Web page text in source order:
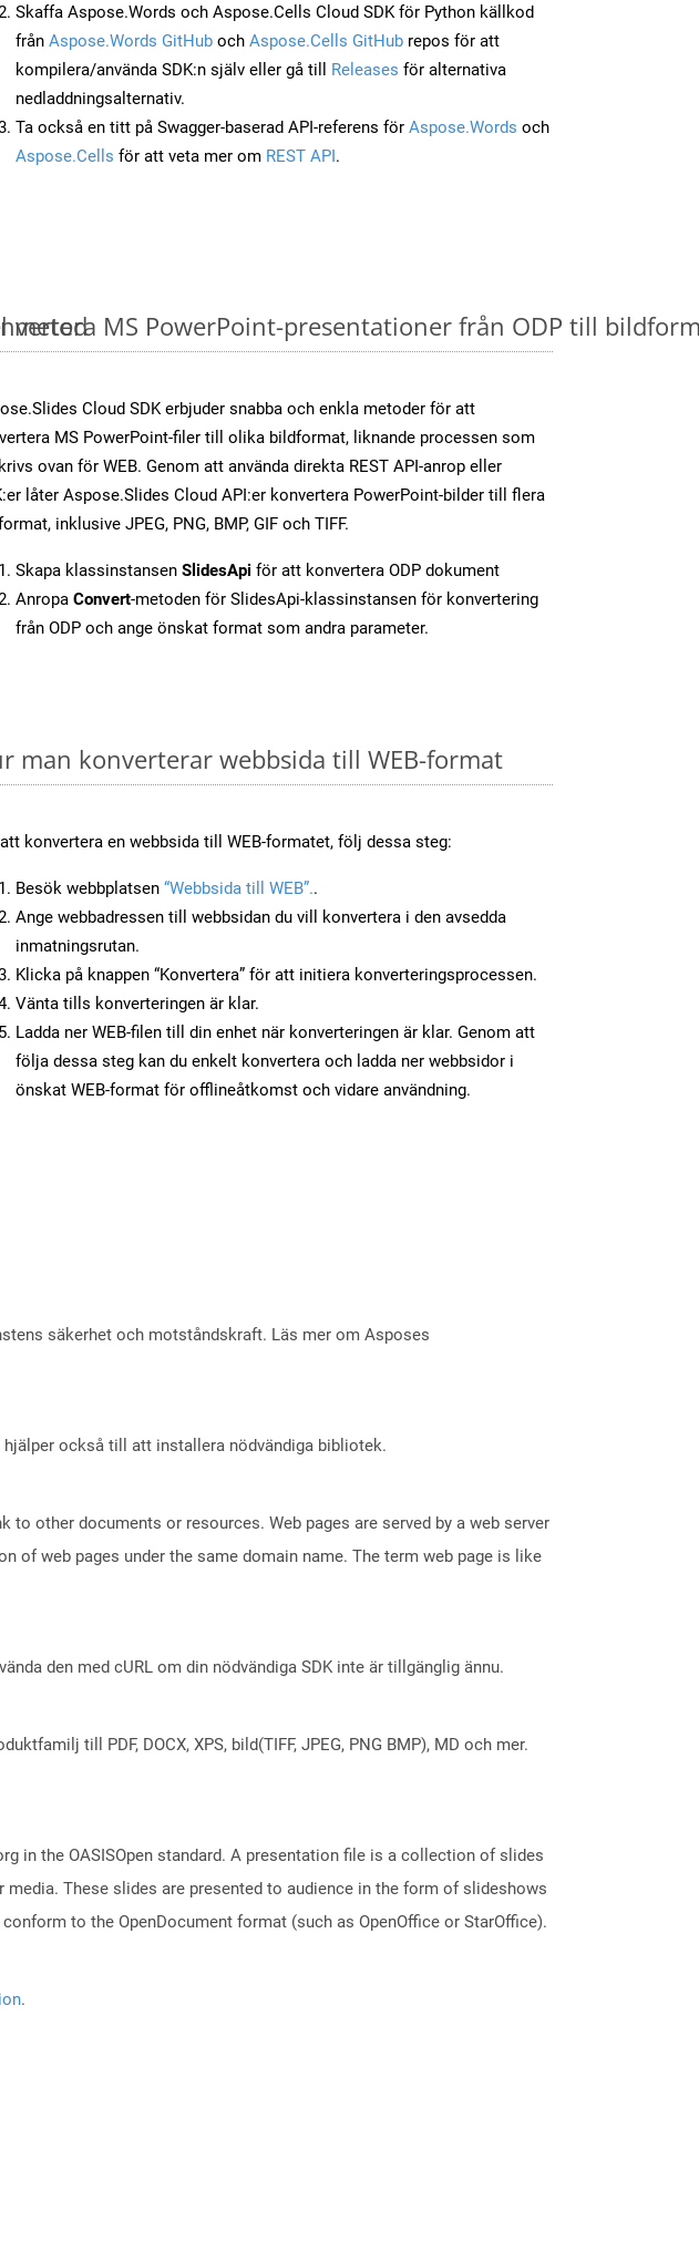
Skaffa Aspose.Words och Aspose.Cells Cloud SDK för Python källkod
från Aspose.Words GitHub och Aspose.Cells GitHub repos för att
kompilera/använda SDK:n själv eller gå till Releases för alternativa
nedladdningsalternativ.
Ta också en titt på Swagger-baserad API-referens för Aspose.Words och
Aspose.Cells för att veta mer om REST API.
metod MS PowerPoint-presentationer från ODP till
Cloud SDK erbjuder snabba och enkla metoder för att
MS PowerPoint-filer till olika bildformat, liknande processen som
ovan för WEB. Genom att använda direkta REST API-anrop eller
låter Aspose.Slides Cloud API:er konvertera PowerPoint-bilder till flera
inklusive JPEG, PNG, BMP, GIF och TIFF.
Skapa klassinstansen SlidesApi för att konvertera ODP dokument
Anropa Convert-metoden för SlidesApi-klassinstansen för konvertering
från ODP och ange önskat format som andra parameter.
man konverterar webbsida till WEB-format
konvertera en webbsida till WEB-formatet, följ dessa steg:
Besök webbplatsen “Webbsida till WEB”..
Ange webbadressen till webbsidan du vill konvertera i den avsedda
inmatningsrutan.
Klicka på knappen “Konvertera” för att initiera konverteringsprocessen.
Vänta tills konverteringen är klar.
Ladda ner WEB-filen till din enhet när konverteringen är klar. Genom att
följa dessa steg kan du enkelt konvertera och ladda ner webbsidor i
önskat WEB-format för offlineåtkomst och vidare användning.
säkerhet och motståndskraft. Läs mer om Asposes
också till att installera nödvändiga bibliotek.
other documents or resources. Web pages are served by a web server
of web pages under the same domain name. The term web page is like
den med cURL om din nödvändiga SDK inte är tillgänglig ännu.
till PDF, DOCX, XPS, bild(TIFF, JPEG, PNG BMP), MD och mer.
in the OASISOpen standard. A presentation file is a collection of slides
These slides are presented to audience in the form of slideshows
to the OpenDocument format (such as OpenOffice or StarOffice).
.